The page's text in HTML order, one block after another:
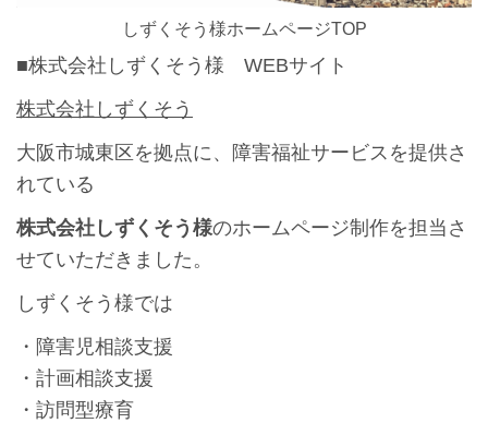
しずくそう様ホームページTOP
■株式会社しずくそう様 WEBサイト
株式会社しずくそう
大阪市城東区を拠点に、障害福祉サービスを提供さ
れている
株式会社しずくそう様のホームページ制作を担当さ
せていただきました。
しずくそう様では
・障害児相談支援
・計画相談支援
・訪問型療育